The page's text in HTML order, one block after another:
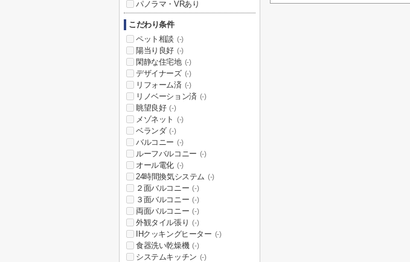
パノラマ・VRあり
こだわり条件
ペット相談 (-)
陽当り良好 (-)
閑静な住宅地 (-)
デザイナーズ (-)
リフォーム済 (-)
リノベーション済 (-)
眺望良好 (-)
メゾネット (-)
ベランダ (-)
バルコニー (-)
ルーフバルコニー (-)
オール電化 (-)
24時間換気システム (-)
２面バルコニー (-)
３面バルコニー (-)
両面バルコニー (-)
外観タイル張り (-)
IHクッキングヒーター (-)
食器洗い乾燥機 (-)
システムキッチン (-)